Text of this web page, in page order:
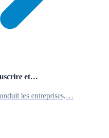
et…
les entreprises,…